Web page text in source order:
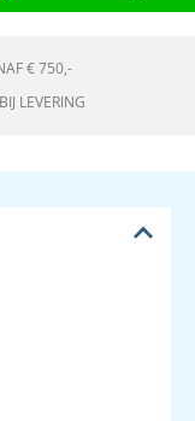
€ 750,-
LEVERING